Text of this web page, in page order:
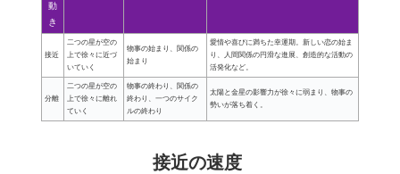
動
き
接近
二つの星が空の
上で徐々に近づ
いていく
物事の始まり、関係の
始まり
愛情や喜びに満ちた幸運期。新しい恋の始ま
り、人間関係の円滑な進展、創造的な活動の
活発化など。
分離
二つの星が空の
上で徐々に離れ
ていく
物事の終わり、関係の
終わり、一つのサイク
ルの終わり
太陽と金星の影響力が徐々に弱まり、物事の
勢いが落ち着く。
接近の速度